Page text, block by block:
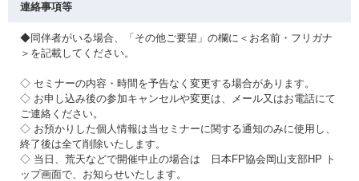
連絡事項等
◆同伴者がいる場合、「その他ご要望」の欄に＜お名前・フリガナ
＞を記載してください。
◇ セミナーの内容・時間を予告なく変更する場合があります。
◇ お申し込み後の参加キャンセルや変更は、メール又はお電話にて
ご連絡ください。
◇ お預かりした個人情報は当セミナーに関する通知のみに使用し、
終了後は全て削除いたします。
◇ 当日、荒天などで開催中止の場合は 日本FP協会岡山支部HP ト
ップ画面で、お知らせいたします。